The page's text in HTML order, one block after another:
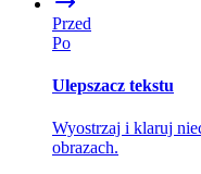
Przed
Po
Ulepszacz tekstu
Wyostrzaj i klaruj
obrazach.